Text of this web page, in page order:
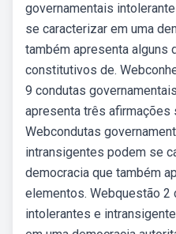
governamentais
se caracterizar em uma
também apresenta alguns
constitutivos de.
9 condutas
apresenta três afirmações
Webcondutas
intransigentes podem se
democracia que também
elementos. Webquestão 2
intolerantes e